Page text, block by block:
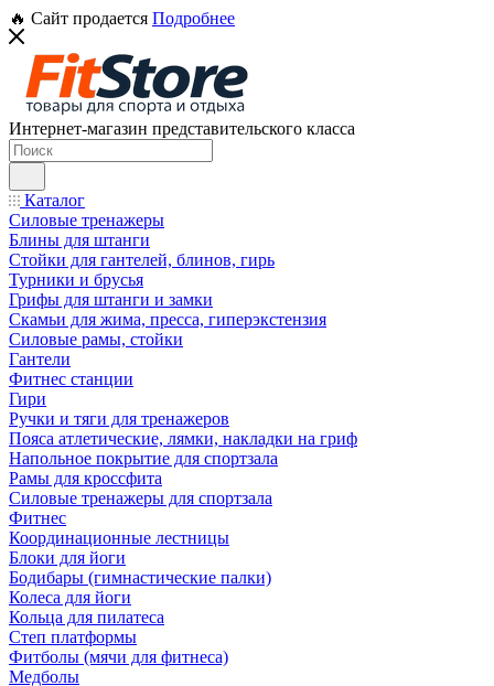
🔥 Сайт продается Подробнее
Интернет-магазин представительского класса
Каталог
Силовые тренажеры
Блины для штанги
Стойки для гантелей, блинов, гирь
Турники и брусья
Грифы для штанги и замки
Скамьи для жима, пресса, гиперэкстензия
Силовые рамы, стойки
Гантели
Фитнес станции
Гири
Ручки и тяги для тренажеров
Пояса атлетические, лямки, накладки на гриф
Напольное покрытие для спортзала
Рамы для кроссфита
Силовые тренажеры для спортзала
Фитнес
Координационные лестницы
Блоки для йоги
Бодибары (гимнастические палки)
Колеса для йоги
Кольца для пилатеса
Степ платформы
Фитболы (мячи для фитнеса)
Медболы